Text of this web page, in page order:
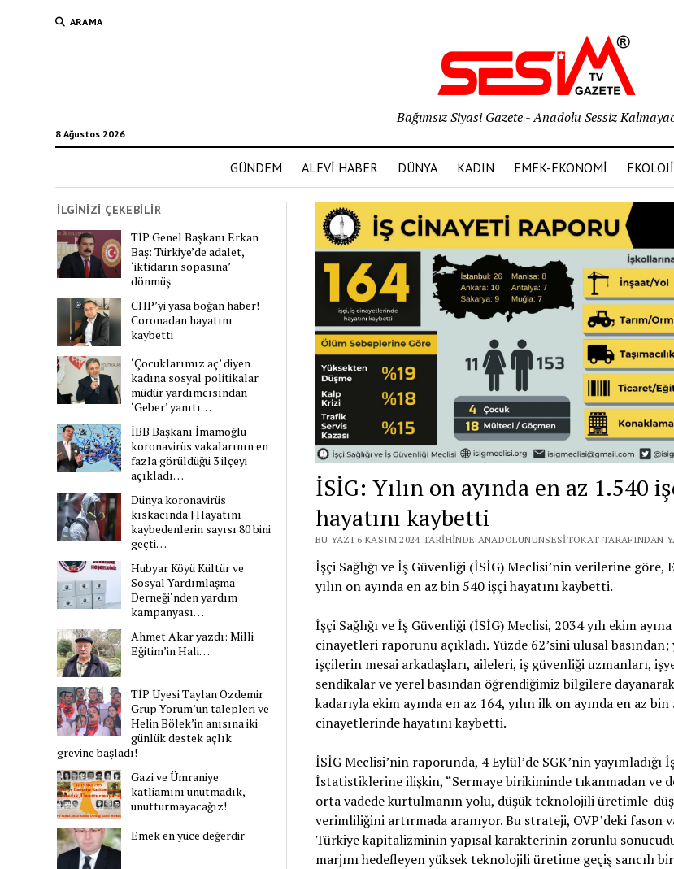
ARAMA
8 Ağustos 2026
Bağımsız Siyasi Gazete - Anadolu Sessiz
GÜNDEM ALEVİ HABER DÜNYA KADIN EMEK-EKONOMİ EKOLOJİ
İLGİNİZİ ÇEKEBİLİR
TİP Genel Başkanı Erkan
Baş: Türkiye’de adalet,
‘iktidarın sopasına’
dönmüş
CHP’yi yasa boğan haber!
Coronadan hayatını
kaybetti
‘Çocuklarımız aç’ diyen
kadına sosyal politikalar
müdür yardımcısından
‘Geber’ yanıtı…
İBB Başkanı İmamoğlu
koronavirüs vakalarının en
fazla görüldüğü 3 ilçeyi
açıkladı…
Dünya koronavirüs
kıskacında | Hayatını
kaybedenlerin sayısı 80 bini
geçti…
Hubyar Köyü Kültür ve
Sosyal Yardımlaşma
Derneği‘nden yardım
kampanyası…
Ahmet Akar yazdı: Milli
Eğitim’in Hali…
TİP Üyesi Taylan Özdemir
Grup Yorum’un talepleri ve
Helin Bölek’in anısına iki
günlük destek açlık
grevine başladı!
Gazi ve Ümraniye
katliamını unutmadık,
unutturmayacağız!
Emek en yüce değerdir
İSİG: Yılın on ayında en az 1.540
hayatını kaybetti
BU YAZI 6 KASIM 2024 TARIHINDE ANADOLUNUNSESITOKAT TARAFINDAN
İşçi Sağlığı ve İş Güvenliği (İSİG) Meclisi’nin verilerine göre,
yılın on ayında en az bin 540 işçi hayatını kaybetti.
İşçi Sağlığı ve İş Güvenliği (İSİG) Meclisi, 2034 yılı ekim
cinayetleri raporunu açıkladı. Yüzde 62’sini ulusal basından;
işçilerin mesai arkadaşları, aileleri, iş güvenliği uzmanları,
sendikalar ve yerel basından öğrendiğimiz bilgilere
kadarıyla ekim ayında en az 164, yılın ilk on ayında en az
cinayetlerinde hayatını kaybetti.
İSİG Meclisi’nin raporunda, 4 Eylül’de SGK’nin yayımladığı
İstatistiklerine ilişkin, “Sermaye birikiminde tıkanmadan ve
orta vadede kurtulmanın yolu, düşük teknolojili üretimle-
verimliliğini artırmada aranıyor. Bu strateji, OVP’deki fason
Türkiye kapitalizminin yapısal karakterinin zorunlu
marjını hedefleyen yüksek teknolojili üretime geçiş sancılı